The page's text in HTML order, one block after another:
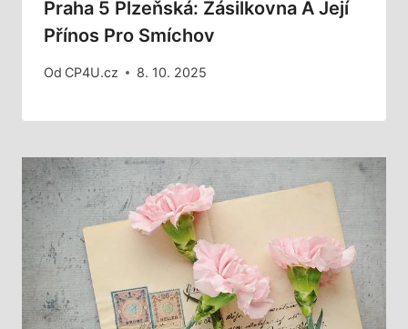
Praha 5 Plzeňská: Zásilkovna A Její
Přínos Pro Smíchov
Od CP4U.cz 8. 10. 2025